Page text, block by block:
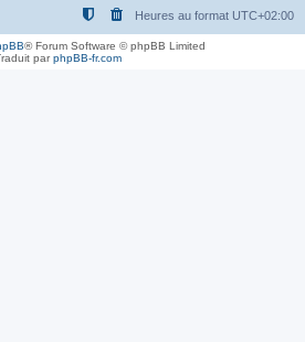
Heures au format UTC+02:00
® Forum Software © phpBB Limited
parphpBB-fr.com